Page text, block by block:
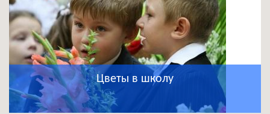
Цветы в школу